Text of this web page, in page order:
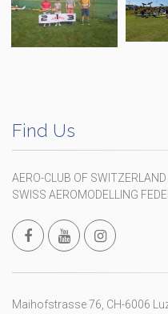
Find Us
AERO-CLUB OF SWITZERLAND
SWISS AEROMODELLING
Maihofstrasse 76, CH-6006